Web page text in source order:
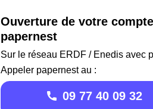
Ouverture de votre
papernest
Sur le réseau ERDF / Enedis avec
Appeler papernest au :
09 77 40 09 32